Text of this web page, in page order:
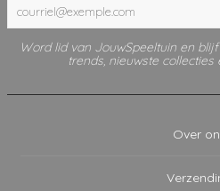
Word lid van JouwSpeeltuin en
trends, nieuwste collecties
Over